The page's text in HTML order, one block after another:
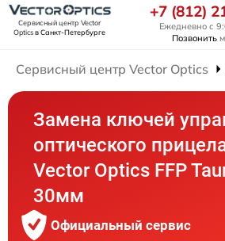
Сервисный центр Vector
Opticsв Санкт-Петербурге
+7 (812)
Ежедневно с
Позвонить
Сервисный центр Vector Optics
Замена ключей
оптического
Vector Optics FFP
30мм
Официальный сервис